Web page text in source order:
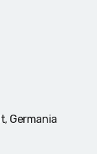
Germania